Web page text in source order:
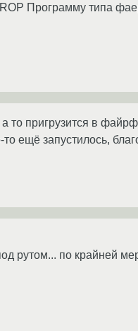
Программу типа
то пригрузится в
ещё запустилось,
рутом... по крайней